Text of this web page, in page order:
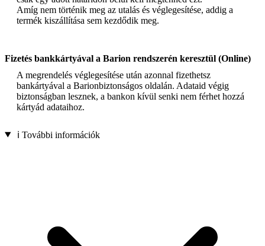
Amíg nem történik meg az utalás és véglegesítése, addig a
termék kiszállítása sem kezdődik meg.
Fizetés bankkártyával a Barion rendszerén keresztül (Online)
A megrendelés véglegesítése után azonnal fizethetsz
bankártyával a Barionbiztonságos oldalán. Adataid végig
biztonságban lesznek, a bankon kívül senki nem férhet hozzá
kártyád adataihoz.
ℹ️ További információk